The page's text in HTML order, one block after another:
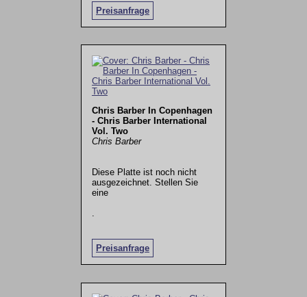
Preisanfrage
Chris Barber In Copenhagen
- Chris Barber International
Vol. Two
Chris Barber
Diese Platte ist noch nicht
ausgezeichnet. Stellen Sie
eine
Preisanfrage
.